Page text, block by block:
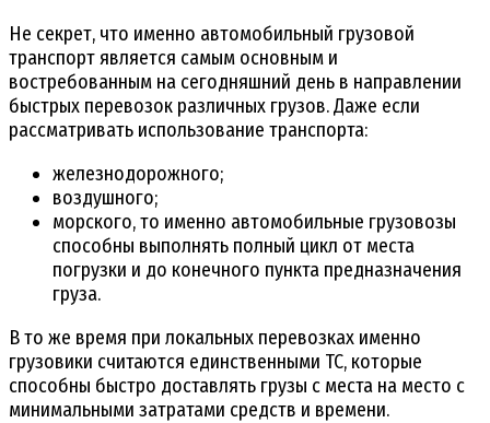
Не секрет, что именно автомобильный грузовой
транспорт является самым основным и
востребованным на сегодняшний день в направлении
быстрых перевозок различных грузов. Даже если
рассматривать использование транспорта:
железнодорожного;
воздушного;
морского, то именно автомобильные грузовозы
способны выполнять полный цикл от места
погрузки и до конечного пункта предназначения
груза.
В то же время при локальных перевозках именно
грузовики считаются единственными ТС, которые
способны быстро доставлять грузы с места на место с
минимальными затратами средств и времени.